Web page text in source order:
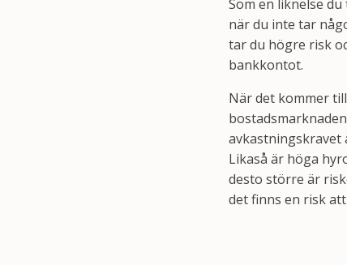
Som en liknelse
när du inte tar
tar du högre risk
bankkontot.
När det kommer
avkastningskravet
Likaså är höga
desto större är
det finns en risk